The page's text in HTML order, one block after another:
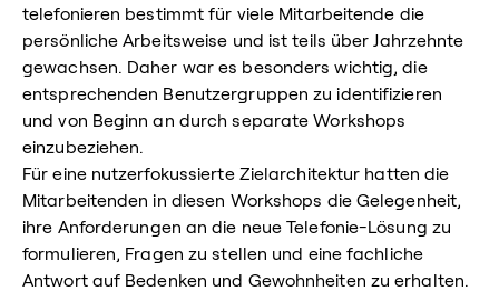
telefonieren bestimmt für viele Mitarbeitende die
persönliche Arbeitsweise und ist teils über Jahrzehnte
gewachsen. Daher war es besonders wichtig, die
entsprechenden Benutzergruppen zu identifizieren
und von Beginn an durch separate Workshops
einzubeziehen.
Für eine nutzerfokussierte Zielarchitektur hatten die
Mitarbeitenden in diesen Workshops die Gelegenheit,
ihre Anforderungen an die neue Telefonie-Lösung zu
formulieren, Fragen zu stellen und eine fachliche
Antwort auf Bedenken und Gewohnheiten zu erhalten.